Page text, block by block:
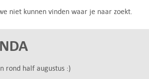
niet kunnen vinden waar je naar zoekt.
rond half augustus :)